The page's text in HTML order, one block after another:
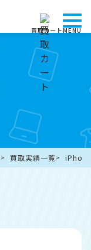
買取カートMENU
買取実績一覧